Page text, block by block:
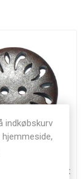
af mahognifarvet
indkøbskurv